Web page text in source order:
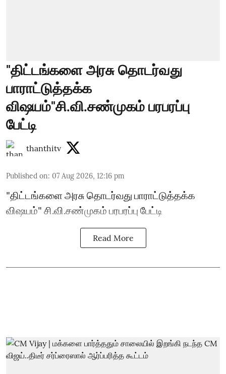
"திட்டங்களை அரசு தொடர்வது
பாராட்டுத்தக்க
விஷயம்"சி.வி.சண்முகம் பரபரப்பு
பேட்டி
thanthitv
Published on: 07 Aug 2026, 12:16 pm
"திட்டங்களை அரசு தொடர்வது பாராட்டுத்தக்க
விஷயம்" சி.வி.சண்முகம் பரபரப்பு பேட்டி
Read More